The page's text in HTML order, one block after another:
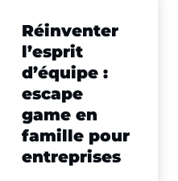
Réinventer
l’esprit
d’équipe :
escape
game en
famille pour
entreprises